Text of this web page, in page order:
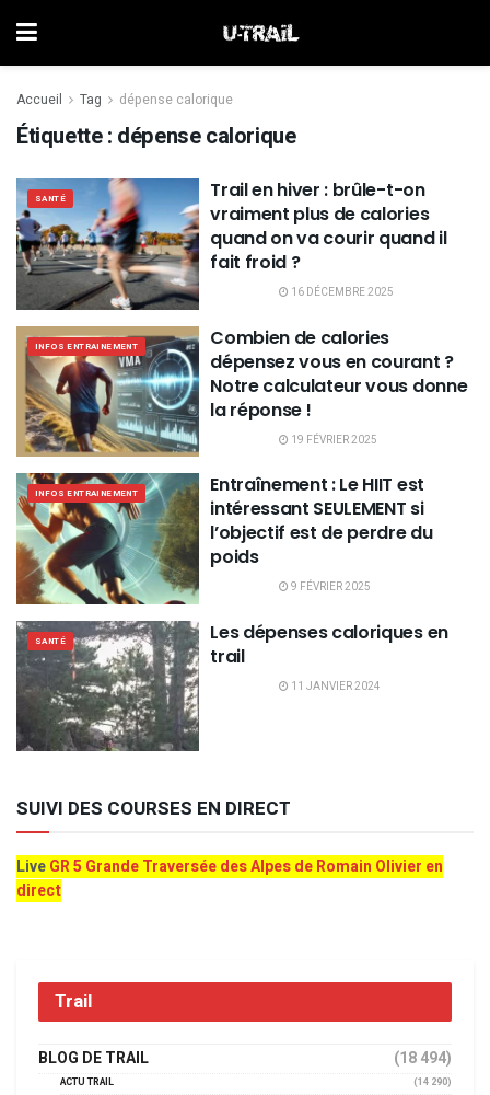
Accueil Tag dépense calorique
Étiquette : dépense calorique
SANTÉ
Trail en hiver : brûle-t-on
vraiment plus de calories
quand on va courir quand il
fait froid ?
16 DÉCEMBRE 2025
INFOS ENTRAINEMENT
Combien de calories
dépensez vous en courant ?
Notre calculateur vous donne
la réponse !
19 FÉVRIER 2025
INFOS ENTRAINEMENT
Entraînement : Le HIIT est
intéressant SEULEMENT si
l’objectif est de perdre du
poids
9 FÉVRIER 2025
SANTÉ
Les dépenses caloriques en
trail
11 JANVIER 2024
SUIVI DES COURSES EN DIRECT
LiveGR 5 Grande Traversée des Alpes de Romain Olivier en
direct
Trail
BLOG DE TRAIL (18 494)
ACTU TRAIL
(14 290)